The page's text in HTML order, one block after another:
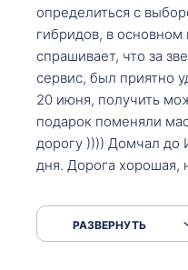
определиться с
гибридов, в
спрашивает, что за
сервис, был приятно
20 июня, получить
подарок поменяли
дорогу )))) Домчал до
дня. Дорога хорошая,
серпантинах по пути
РАЗВЕРНУТЬ